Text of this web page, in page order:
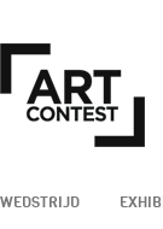
WEDSTRIJD